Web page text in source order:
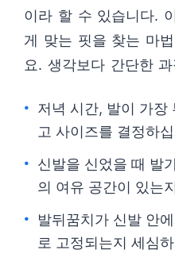
이라 할 수 있습니다.
게 맞는 핏을 찾는 마
요. 생각보다 간단한
저녁 시간, 발이 가장
고 사이즈를 결정하
신발을 신었을 때 발
의 여유 공간이 있는
발뒤꿈치가 신발 안
로 고정되는지 세심